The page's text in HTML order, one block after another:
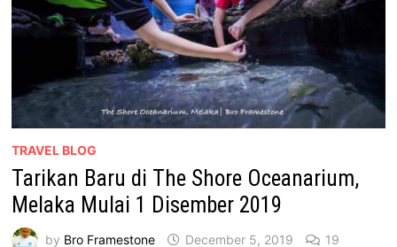
TRAVEL BLOG
Tarikan Baru di The Shore Oceanarium,
Melaka Mulai 1 Disember 2019
by Bro Framestone December 5, 2019 19